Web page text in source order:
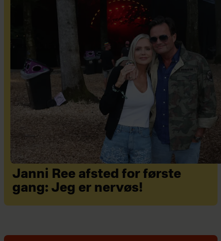
Janni Ree afsted for første
gang: Jeg er nervøs!